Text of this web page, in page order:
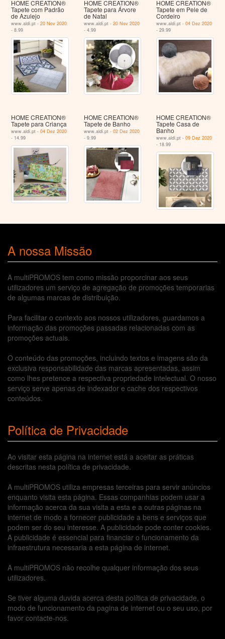
HOME CREATION®
Tapete com Padrão
de Azulejo
www.aldi.pt -20 Nov 2020
- 8.99
HOME CREATION®
Tapete para Árvore
de Natal
www.aldi.pt - 20 Nov 2020
- 4.99
HOME CREATION®
Tapete em Pele de
Cordeiro
www.aldi.pt -04 Dez 2020
- 29.99
HOME CREATION®
Tapete para Criança
www.aldi.pt -04 Dez 2020
- 14.99
HOME CREATION®
Tapete de Banho
www.aldi.pt - 02 Dez 2020
- 9.99
HOME CREATION®
Tapete Casa de
Banho
www.aldi.pt -09 Dez 2020
- 18.99
A nossa Missão
A multiPROMOS tem como missão proporcinar aos seus
utilizadores um serviço de agregação de promoções temporarias
de algumas marcas de distribuição.
Para facilitar o contexto aos nossos utilizadores, guardamos a
informação das promoções passadas relacionadas com as
promoções actuais.
O conteúdo das promoções, incluindo textos e imagens são da
exclusiva responsabilidade das marcas apresentadas, assim
como lhes pretence a respectiva propriedade intelectual. O nosso
serviço serve apenas de indexador e cache dos respectivos
conteúdos.
Política de Privacidade
Ao visitar esta página na internet está a aceitar as práticas
descritas nesta política de privacidade.
A multiPROMOS utiliza empresas terceiras para servir anúncios
enquanto visita esta página. Essas companhias podem usar a
informação acerca da sua visita a esta e a outras páginas na
internet de modo a fornecer publicidade a bens e serviços que
podem ser do seu interesse. A publicidade pode conter cookies.
A publicidade é essencial para financiar o funcionamento da
infraestrutura necessaria a esta página de internet.
A multiPROMOS não recolhe qualquer informação dos seus
utilizadores.
Se tiver alguma duvida acerca desta política de privacidade, o
modo de funcionamento da pagina de internet ou o seu uso, por
favor contacte-nos.